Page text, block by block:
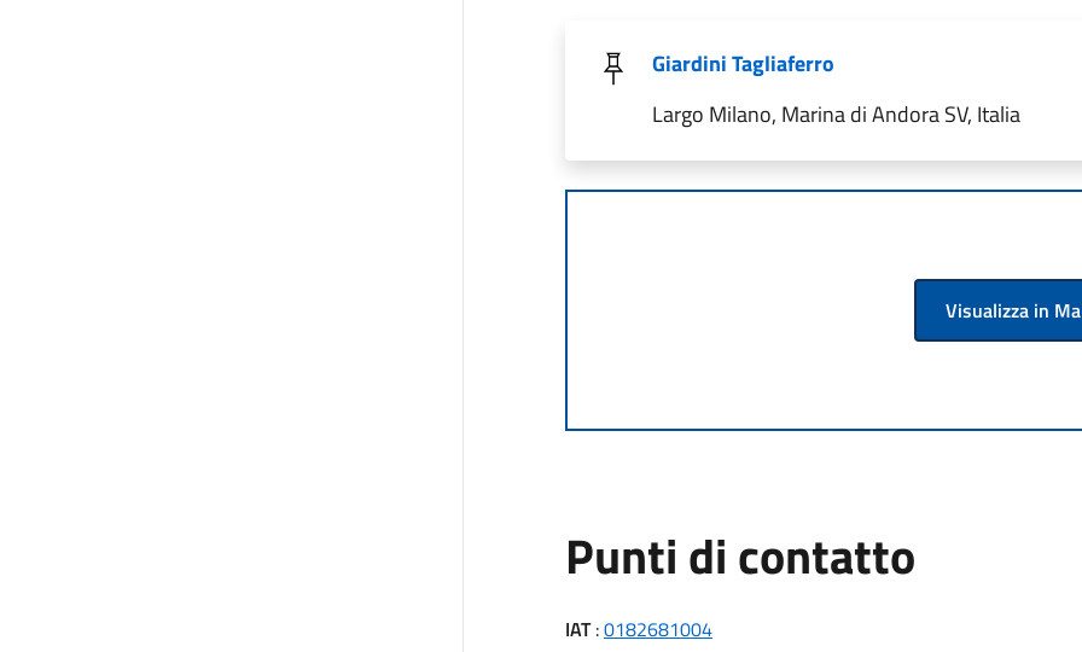
Giardini Tagliaferro
Largo Milano, Marina di Andora SV, Italia
Visualizza in
Punti di contatto
IAT:0182681004